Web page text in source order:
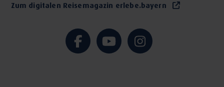
Zum digitalen Reisemagazin erlebe.bayern